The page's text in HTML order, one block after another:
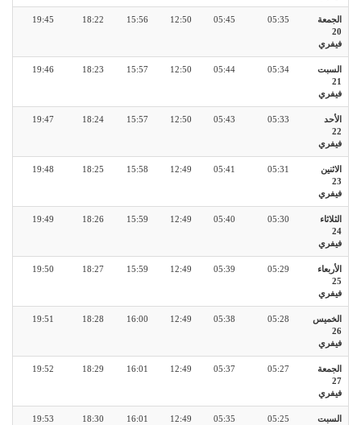
الجمعة
20
فيفري
05:35
05:45
12:50
15:56
18:22
19:45
السبت
21
فيفري
05:34
05:44
12:50
15:57
18:23
19:46
الأحد
22
فيفري
05:33
05:43
12:50
15:57
18:24
19:47
الاثنين
23
فيفري
05:31
05:41
12:49
15:58
18:25
19:48
الثلاثاء
24
فيفري
05:30
05:40
12:49
15:59
18:26
19:49
الأربعاء
25
فيفري
05:29
05:39
12:49
15:59
18:27
19:50
الخميس
26
فيفري
05:28
05:38
12:49
16:00
18:28
19:51
الجمعة
27
فيفري
05:27
05:37
12:49
16:01
18:29
19:52
السبت
05:25
05:35
12:49
16:01
18:30
19:53